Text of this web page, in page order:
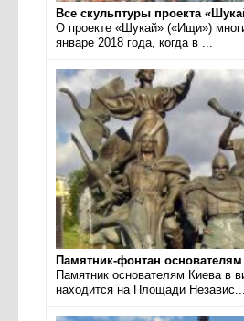
Все скульптуры проекта
О проекте «Шукай» («Ищи»)
январе 2018 года, когда в ...
Памятник-фонтан
Памятник основателям Киева в
находится на Площади Независ...